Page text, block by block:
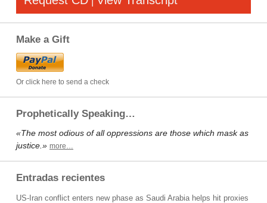
Make a Gift
Or click here to send a check
Prophetically Speaking…
«The most odious of all oppressions are those which mask as
justice.» more…
Entradas recientes
US-Iran conflict enters new phase as Saudi Arabia helps hit proxies